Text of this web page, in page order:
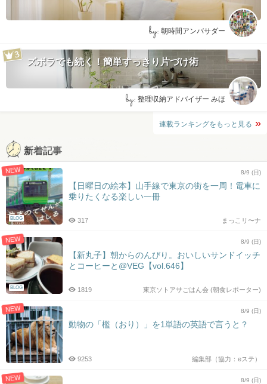
by: 朝時間アンバサダー
ズボラでも続く！簡単すっきり片づけ術
by: 整理収納アドバイザー みほ
連載ランキングをもっと見る
新着記事
NEW
BLOG
8/9 (日)
【日曜日の絵本】山手線で東京の街を一周！電車に
乗りたくなる楽しい一冊
まっこリ〜ナ
317
NEW
BLOG
8/9 (日)
【新丸子】朝からのんびり。おいしいサンドイッチ
とコーヒーと@VEG【vol.646】
東京ソトアサごはん会 (朝食レポーター)
1819
NEW 8/9 (日)
動物の「檻（おり）」を1単語の英語で言うと？
編集部（協力：eステ）
9253
NEW 8/9 (日)